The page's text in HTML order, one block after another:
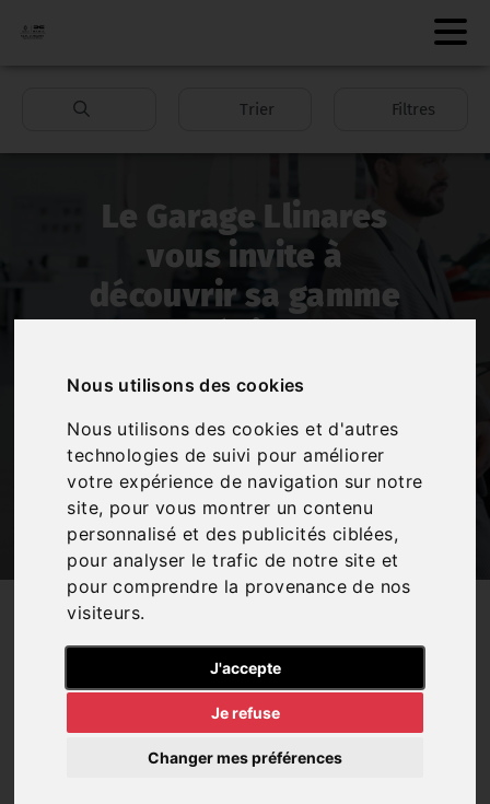
Nous utilisons des cookies
Nous utilisons des cookies et d'autres
technologies de suivi pour améliorer
votre expérience de navigation sur notre
site, pour vous montrer un contenu
personnalisé et des publicités ciblées,
pour analyser le trafic de notre site et
pour comprendre la provenance de nos
visiteurs.
J'accepte
Je refuse
Changer mes préférences
Trier Filtres
Le Garage Llinares
vous invite à
découvrir sa gamme
Renault La Haye vous propose un large choix de
véhicules. En utilisant nos filtres, affinez votre
recherche afin de trouver la voiture qui
correspond à vos besoins
RÉSULTATS
Électriques/Hybrides